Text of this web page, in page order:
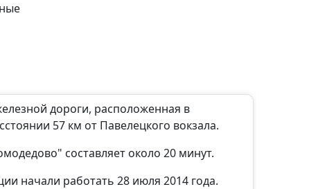
дороги, расположенная в
57 км от Павелецкого вокзала.
составляет около 20 минут.
начали работать 28 июля 2014 года.